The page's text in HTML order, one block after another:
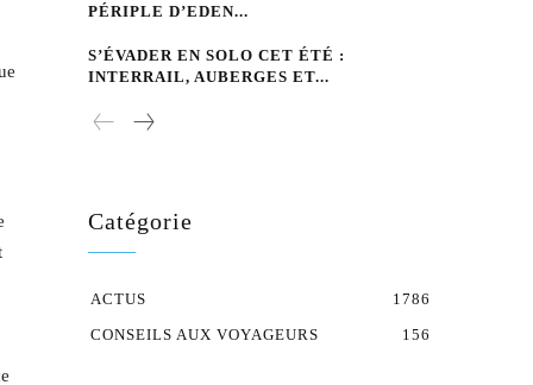
PÉRIPLE D’EDEN...
S’ÉVADER EN SOLO CET ÉTÉ :
INTERRAIL, AUBERGES ET...
Catégorie
ACTUS
1786
CONSEILS AUX VOYAGEURS
156